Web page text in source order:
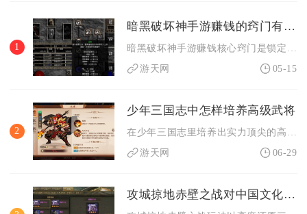
1
暗黑破坏神手游赚钱的窍门有哪些
暗黑破坏神手游赚钱核心窍门是锁定高价值可交易道具、多角色日常...
游天网
05-15
2
少年三国志中怎样培养高级武将
在少年三国志里培养出实力顶尖的高级武将，核心在于围绕武将升星...
游天网
06-29
攻城掠地赤壁之战对中国文化遗产的保护有何贡献